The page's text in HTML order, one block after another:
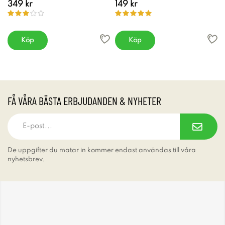
349 kr
Köp
149 kr
Köp
FÅ VÅRA BÄSTA ERBJUDANDEN & NYHETER
De uppgifter du matar in kommer endast användas till våra
nyhetsbrev.